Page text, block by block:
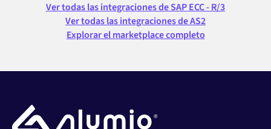
Ver todas las integraciones de SAP ECC - R/3
Ver todas las integraciones de AS2
Explorar el marketplace completo